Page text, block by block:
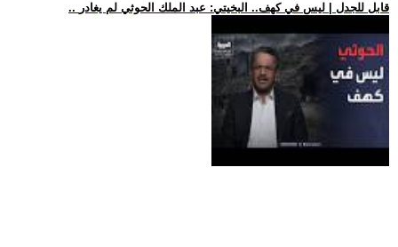
.. قابل للجدل | ليس في كهف.. البخيتي: عبد الملك الحوثي لم يغادر